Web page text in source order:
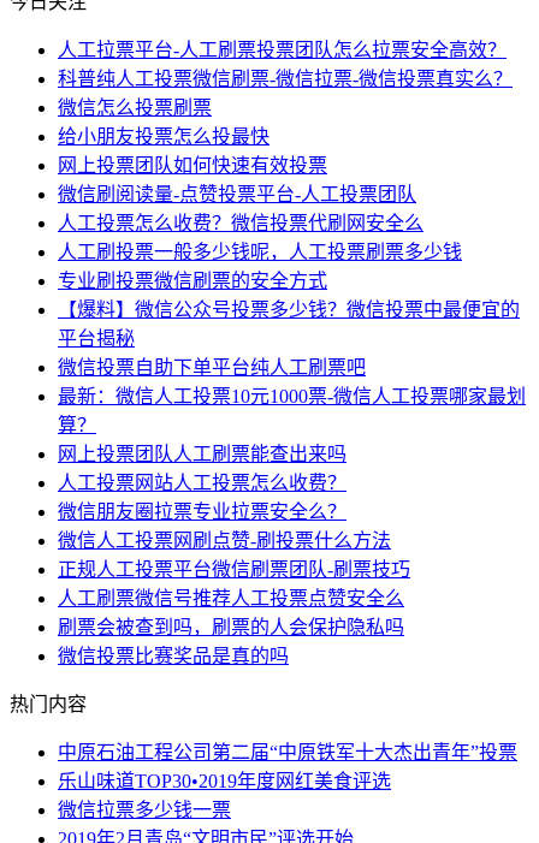
人工拉票平台-人工刷票投票团队怎么拉票安全高效？
科普纯人工投票微信刷票-微信拉票-微信投票真实么？
微信怎么投票刷票
给小朋友投票怎么投最快
网上投票团队如何快速有效投票
微信刷阅读量-点赞投票平台-人工投票团队
人工投票怎么收费？微信投票代刷网安全么
人工刷投票一般多少钱呢，人工投票刷票多少钱
专业刷投票微信刷票的安全方式
【爆料】微信公众号投票多少钱？微信投票中最便宜的
平台揭秘
微信投票自助下单平台纯人工刷票吧
最新：微信人工投票10元1000票-微信人工投票哪家最划
算？
网上投票团队人工刷票能查出来吗
人工投票网站人工投票怎么收费？
微信朋友圈拉票专业拉票安全么？
微信人工投票网刷点赞-刷投票什么方法
正规人工投票平台微信刷票团队-刷票技巧
人工刷票微信号推荐人工投票点赞安全么
刷票会被查到吗，刷票的人会保护隐私吗
微信投票比赛奖品是真的吗
热门内容
中原石油工程公司第二届“中原铁军十大杰出青年”投票
乐山味道TOP30•2019年度网红美食评选
微信拉票多少钱一票
2019年2月青岛“文明市民”评选开始